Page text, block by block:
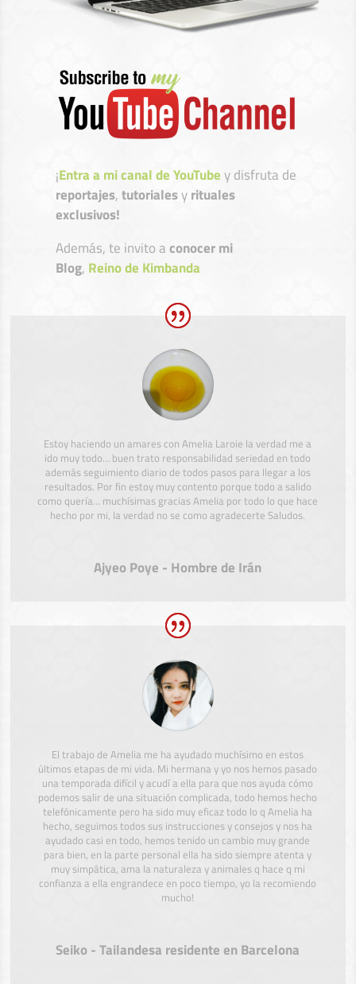
¡Entra a mi canal de YouTubey disfruta de
reportajes,tutorialesyrituales
exclusivos!
Además, te invito aconocer mi
Blog, Reino de Kimbanda
Estoy haciendo un amares con Amelia Laroie la verdad me a
ido muy todo… buen trato responsabilidad seriedad en todo
además seguimiento diario de todos pasos para llegar a los
resultados. Por fin estoy muy contento porque todo a salido
como quería… muchísimas gracias Amelia por todo lo que hace
hecho por mi, la verdad no se como agradecerte Saludos.
Ajyeo Poye - Hombre de Irán
El trabajo de Amelia me ha ayudado muchísimo en estos
últimos etapas de mi vida. Mi hermana y yo nos hemos pasado
una temporada difícil y acudí a ella para que nos ayuda cómo
podemos salir de una situación complicada, todo hemos hecho
telefónicamente pero ha sido muy eficaz todo lo q Amelia ha
hecho, seguimos todos sus instrucciones y consejos y nos ha
ayudado casi en todo, hemos tenido un cambio muy grande
para bien, en la parte personal ella ha sido siempre atenta y
muy simpática, ama la naturaleza y animales q hace q mi
confianza a ella engrandece en poco tiempo, yo la recomiendo
mucho!
Seiko - Tailandesa residente en Barcelona